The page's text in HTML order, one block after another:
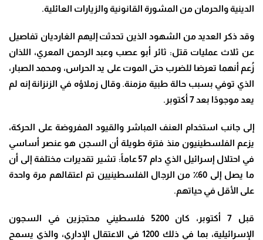
الدينية والحرمان من المشورة القانونية والزيارات العائلية.
وقد ذكر العديد من الشهود الذين تحدثت إليهم الغارديان تفاصيل
عن ثلاث عمليات قتل: ثائر أبو عصب وعبد الرحمن المعري، اللذان
زُعم أنهما تعرضا للضرب حتى الموت على يد الحراس، ومحمد الصبار،
الذي توفي بسبب حالة طبية مزمنة. وقال زملاؤه في الزنزانة إنه لم
يعد موجودًا بعد 7 أكتوبر.
إلى جانب استخدام العنف المباشر والقيود المفروضة على الحركة،
يزعم الفلسطينيون منذ فترة طويلة أن السجن هو عنصر أساسي
في احتلال إسرائيل الذي دام 57 عاماً: تشير تقديرات مختلفة إلى أن
ما يصل إلى 60٪ من الرجال الفلسطينيين تم اعتقالهم مرة واحدة
على الأقل في حياتهم.
قبل 7 أكتوبر، كان 5200 فلسطيني محتجزين في السجون
الإسرائيلية، بما في ذلك 1200 في الاعتقال الإداري، والذي يسمح